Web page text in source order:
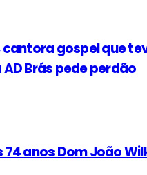
cantora gospel que
Brás pede perdão
74 anos Dom João